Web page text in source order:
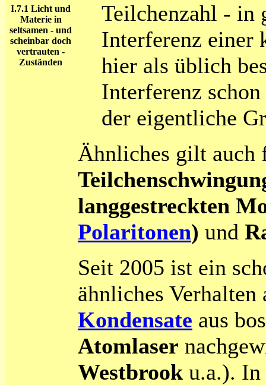
I.7.1 Licht und
Materie in
seltsamen - und
scheinbar doch
vertrauten -
Zuständen
Teilchenzahl - in
Interferenz einer
hier als üblich
Interferenz
der eigentliche
Ähnliches gilt
langgestreckten
Polaritonen) und
Seit 2005 ist ein
ähnliches
Kondensate aus
Atomlaser
Westbrook u.a.).